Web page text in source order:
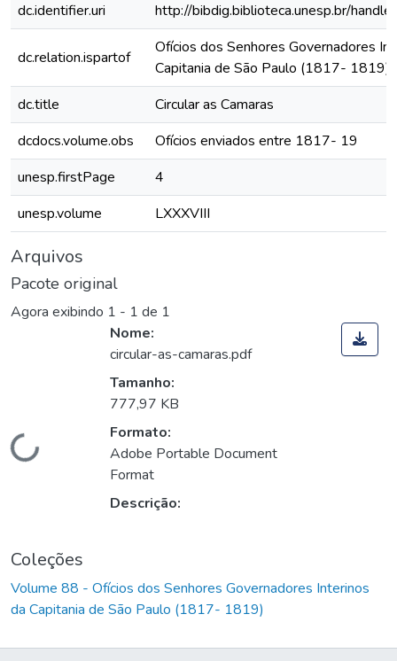
dc.identifier.uri
http://bibdig.biblioteca.unesp.br/
dc.relation.ispartof
Ofícios dos Senhores Governadores
Capitania de São Paulo (1817- 1819)
dc.title
Circular as Camaras
dcdocs.volume.obs
Ofícios enviados entre 1817- 19
unesp.firstPage
4
unesp.volume
LXXXVIII
Arquivos
Pacote original
Agora exibindo 1 - 1 de 1
Carregando...
Nome:
circular-as-camaras.pdf
Tamanho:
777,97 KB
Formato:
Adobe Portable Document
Format
Descrição:
Coleções
Volume 88 - Ofícios dos Senhores Governadores Interinos
da Capitania de São Paulo (1817- 1819)